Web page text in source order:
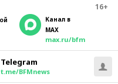
16+
Канал в
MAX
max.ru/bfm
Telegram
t.me/BFMnews